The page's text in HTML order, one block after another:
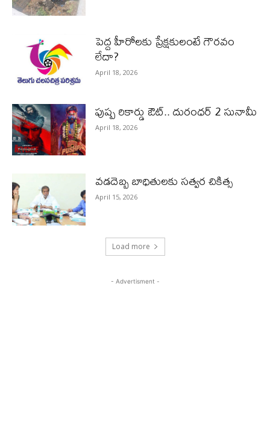
పెద్ద హీరోల‌కు ప్రేక్ష‌కులంటే గౌర‌వం
లేదా?
April 18, 2026
పుష్ప రికార్డు ఔట్‌.. దురంధ‌ర్ 2 సునామీ
April 18, 2026
వడదెబ్బ బాధితులకు సత్వర చికిత్స
April 15, 2026
Load more
- Advertisment -